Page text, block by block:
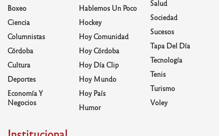
Boxeo
Ciencia
Columnistas
Córdoba
Cultura
Deportes
Economía Y
Negocios
Hablemos Un Poco
Hockey
Hoy Comunidad
Hoy Córdoba
Hoy Día Clip
Hoy Mundo
Hoy País
Humor
Salud
Sociedad
Sucesos
Tapa Del Día
Tecnología
Tenis
Turismo
Voley